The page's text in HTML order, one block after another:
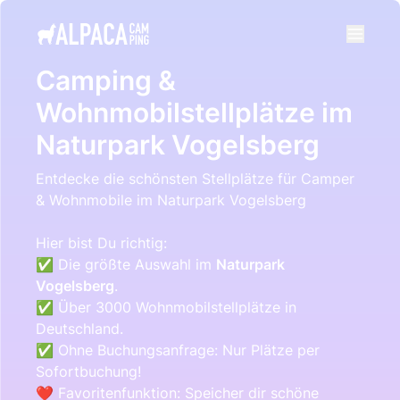
Camping &
Wohnmobilstellplätze im
Naturpark Vogelsberg
Entdecke die schönsten Stellplätze für Camper
& Wohnmobile im Naturpark Vogelsberg
Hier bist Du richtig:
✅ Die größte Auswahl im Naturpark
Vogelsberg.
✅ Über 3000 Wohnmobilstellplätze in
Deutschland.
✅ Ohne Buchungsanfrage: Nur Plätze per
Sofortbuchung!
❤️ Favoritenfunktion: Speicher dir schöne